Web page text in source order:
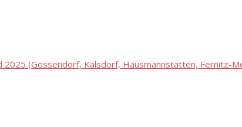
(Gössendorf, Kalsdorf, Hausmannstätten, Fernitz-